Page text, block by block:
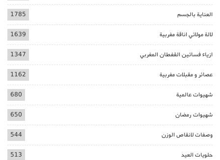
العناية بالجسم 1785
لالة مولاتي اناقة مغربية 1639
ازياء فساتين القفطان المغربي 1347
عصائر و مقبلات مغربية 1162
شهيوات عالمية 680
شهيوات رمضان 650
وصفات لانقاص الوزن 544
حلويات العيد 513